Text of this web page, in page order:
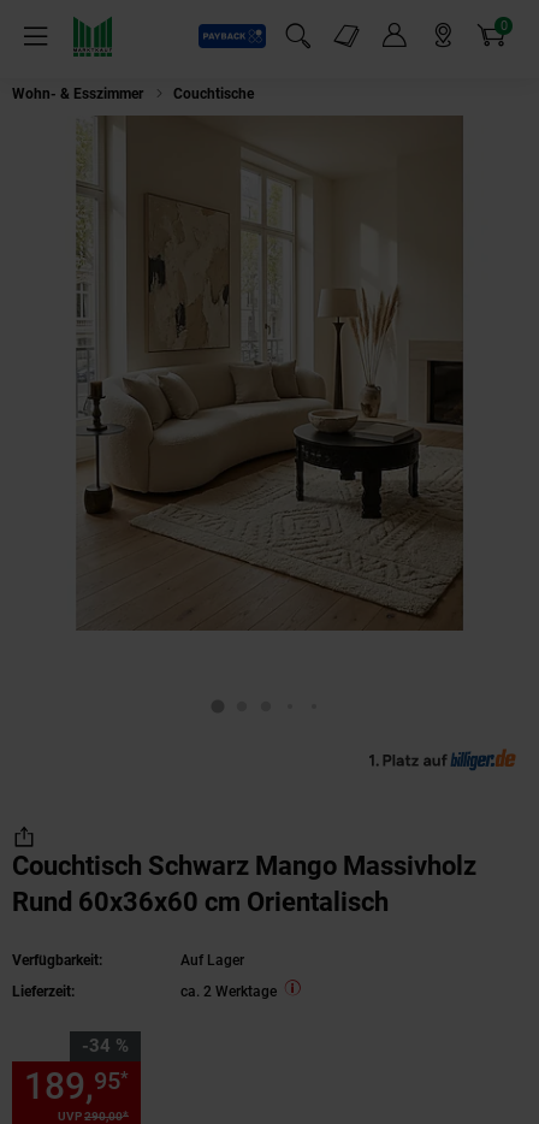
Menü
Payback
Suchfeld einblenden
Markt-Angebote 0
Artikel
Wohn- & Esszimmer Couchtische
Couchtisch Schwarz Mango Massivholz
Rund 60x36x60 cm Orientalisch
Verfügbarkeit:
Auf Lager
Lieferzeit:
ca. 2 Werktage
-34 %
Sie Sparen 34 Prozent,
UVP290,00*
189,95*